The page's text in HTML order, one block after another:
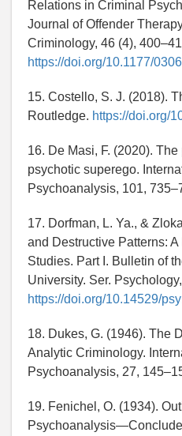
Relations in Criminal
Journal of Offender
Criminology, 46 (4),
https://doi.org/10.1177/
15. Costello, S. J. (2018).
Routledge. https://doi.org/
16. De Masi, F. (2020).
psychotic superego.
Psychoanalysis, 101,
17. Dorfman, L. Ya., &
and Destructive Patterns:
Studies. Part I. Bulletin of
University. Ser.
https://doi.org/10.14529/
18. Dukes, G. (1946). The
Analytic Criminology.
Psychoanalysis, 27,
19. Fenichel, O. (1934).